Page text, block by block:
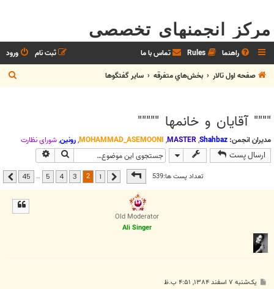
مرکز انجمنهای تخصصی
راهنما Rules تماس با ما ورود
ثبت نام
صفحه اول تالار
بخش‌‌هاي متفرقه ساير گفتگوها
ج
س
"""" آقايان و خانمها """""
مدیران انجمن: Shahbaz
,
MASTER
,
MOHAMMAD_ASEMOONI
,رونین,شوراي نظارت
ارسال پست جستجو
تعداد پست ها:539صفحه2 از45 قبلی 2
3
4
5
…
45 بعدی
Old Moderator
Ali Singer
پ یک‌شنبه ۷ اسفند ۱۳۸۴, ۴:۵۱ ب.ظ